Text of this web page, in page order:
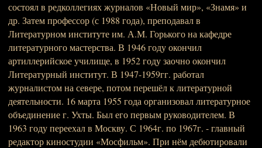
состоял в редколлегиях журналов «Новый мир», «Знамя» и
др. Затем профессор (с 1988 года), преподавал в
Литературном институте им. А.М. Горького на кафедре
литературного мастерства. В 1946 году окончил
артиллерийское училище, в 1952 году заочно окончил
Литературный институт. В 1947-1959гг. работал
журналистом на севере, потом перешёл к литературной
деятельности. 16 марта 1955 года организовал литературное
объединение г. Ухты. Был его первым руководителем. В
1963 году переехал в Москву. С 1964г. по 1967г. - главный
редактор киностудии «Мосфильм». При нём дебютировали